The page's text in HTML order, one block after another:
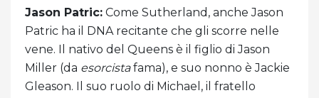
Jason Patric: Come Sutherland, anche Jason
Patric ha il DNA recitante che gli scorre nelle
vene. Il nativo del Queens è il figlio di Jason
Miller (da esorcistafama), e suo nonno è Jackie
Gleason. Il suo ruolo di Michael, il fratello